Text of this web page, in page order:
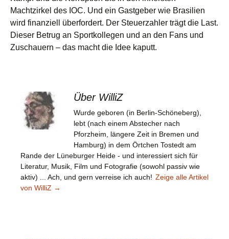
Machtzirkel des IOC. Und ein Gastgeber wie Brasilien
wird finanziell überfordert. Der Steuerzahler trägt die Last.
Dieser Betrug an Sportkollegen und an den Fans und
Zuschauern – das macht die Idee kaputt.
Über WilliZ
Wurde geboren (in Berlin-Schöneberg),
lebt (nach einem Abstecher nach
Pforzheim, längere Zeit in Bremen und
Hamburg) in dem Örtchen Tostedt am
Rande der Lüneburger Heide - und interessiert sich für
Literatur, Musik, Film und Fotografie (sowohl passiv wie
aktiv) ... Ach, und gern verreise ich auch! Zeige alle Artikel
von WilliZ →